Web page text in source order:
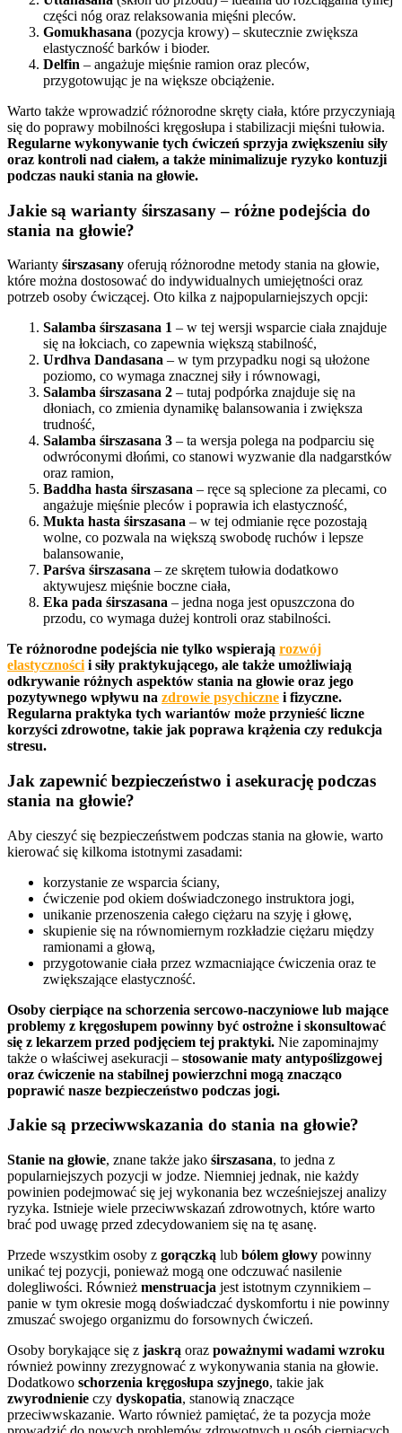
części nóg oraz relaksowania mięśni pleców.
Gomukhasana (pozycja krowy) – skutecznie zwiększa
elastyczność barków i bioder.
Delfin – angażuje mięśnie ramion oraz pleców,
przygotowując je na większe obciążenie.
Warto także wprowadzić różnorodne skręty ciała, które przyczyniają
się do poprawy mobilności kręgosłupa i stabilizacji mięśni tułowia.
Regularne wykonywanie tych ćwiczeń sprzyja zwiększeniu siły
oraz kontroli nad ciałem, a także minimalizuje ryzyko kontuzji
podczas nauki stania na głowie.
Jakie są warianty śirszasany – różne podejścia do
stania na głowie?
Warianty śirszasany oferują różnorodne metody stania na głowie,
które można dostosować do indywidualnych umiejętności oraz
potrzeb osoby ćwiczącej. Oto kilka z najpopularniejszych opcji:
Salamba śirszasana 1 – w tej wersji wsparcie ciała znajduje
się na łokciach, co zapewnia większą stabilność,
Urdhva Dandasana – w tym przypadku nogi są ułożone
poziomo, co wymaga znacznej siły i równowagi,
Salamba śirszasana 2 – tutaj podpórka znajduje się na
dłoniach, co zmienia dynamikę balansowania i zwiększa
trudność,
Salamba śirszasana 3 – ta wersja polega na podparciu się
odwróconymi dłońmi, co stanowi wyzwanie dla nadgarstków
oraz ramion,
Baddha hasta śirszasana – ręce są splecione za plecami, co
angażuje mięśnie pleców i poprawia ich elastyczność,
Mukta hasta śirszasana – w tej odmianie ręce pozostają
wolne, co pozwala na większą swobodę ruchów i lepsze
balansowanie,
Parśva śirszasana – ze skrętem tułowia dodatkowo
aktywujesz mięśnie boczne ciała,
Eka pada śirszasana – jedna noga jest opuszczona do
przodu, co wymaga dużej kontroli oraz stabilności.
Te różnorodne podejścia nie tylko wspierają rozwój
elastyczności i siły praktykującego, ale także umożliwiają
odkrywanie różnych aspektów stania na głowie oraz jego
pozytywnego wpływu na zdrowie psychiczne i fizyczne.
Regularna praktyka tych wariantów może przynieść liczne
korzyści zdrowotne, takie jak poprawa krążenia czy redukcja
stresu.
Jak zapewnić bezpieczeństwo i asekurację podczas
stania na głowie?
Aby cieszyć się bezpieczeństwem podczas stania na głowie, warto
kierować się kilkoma istotnymi zasadami:
korzystanie ze wsparcia ściany,
ćwiczenie pod okiem doświadczonego instruktora jogi,
unikanie przenoszenia całego ciężaru na szyję i głowę,
skupienie się na równomiernym rozkładzie ciężaru między
ramionami a głową,
przygotowanie ciała przez wzmacniające ćwiczenia oraz te
zwiększające elastyczność.
Osoby cierpiące na schorzenia sercowo-naczyniowe lub mające
problemy z kręgosłupem powinny być ostrożne i skonsultować
się z lekarzem przed podjęciem tej praktyki. Nie zapominajmy
także o właściwej asekuracji – stosowanie maty antypoślizgowej
oraz ćwiczenie na stabilnej powierzchni mogą znacząco
poprawić nasze bezpieczeństwo podczas jogi.
Jakie są przeciwwskazania do stania na głowie?
Stanie na głowie, znane także jako śirszasana, to jedna z
popularniejszych pozycji w jodze. Niemniej jednak, nie każdy
powinien podejmować się jej wykonania bez wcześniejszej analizy
ryzyka. Istnieje wiele przeciwwskazań zdrowotnych, które warto
brać pod uwagę przed zdecydowaniem się na tę asanę.
Przede wszystkim osoby z gorączką lub bólem głowy powinny
unikać tej pozycji, ponieważ mogą one odczuwać nasilenie
dolegliwości. Również menstruacja jest istotnym czynnikiem –
panie w tym okresie mogą doświadczać dyskomfortu i nie powinny
zmuszać swojego organizmu do forsownych ćwiczeń.
Osoby borykające się z jaskrą oraz poważnymi wadami wzroku
również powinny zrezygnować z wykonywania stania na głowie.
Dodatkowo schorzenia kręgosłupa szyjnego, takie jak
zwyrodnienie czy dyskopatia, stanowią znaczące
przeciwwskazanie. Warto również pamiętać, że ta pozycja może